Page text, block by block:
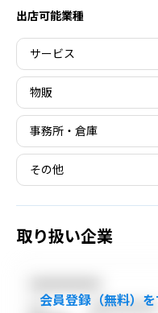
出店可能業種
サービス
物販
事務所・倉庫
その他
取り扱い企業
TEL
●●●●●●●●●●●●